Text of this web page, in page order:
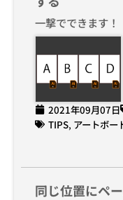
一撃でできます！
2021年09月07日
TIPS, アートボー
同じ位置にペ